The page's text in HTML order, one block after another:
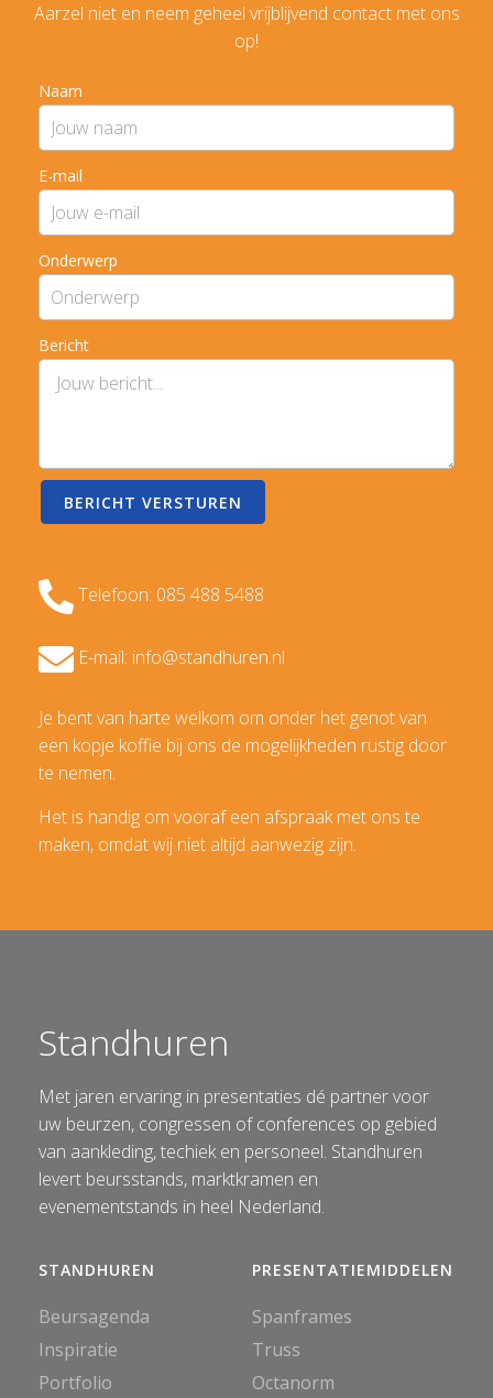
Aarzel niet en neem geheel vrijblijvend contact met ons
op!
Naam
E-mail
Onderwerp
Bericht
Telefoon: 085 488 5488
E-mail: info@standhuren.nl
Je bent van harte welkom om onder het genot van
een kopje koffie bij ons de mogelijkheden rustig door
te nemen.
Het is handig om vooraf een afspraak met ons te
maken, omdat wij niet altijd aanwezig zijn.
Standhuren
Met jaren ervaring in presentaties dé partner voor
uw beurzen, congressen of conferences op gebied
van aankleding, techiek en personeel. Standhuren
levert beursstands, marktkramen en
evenementstands in heel Nederland.
STANDHUREN
Beursagenda
Inspiratie
Portfolio
PRESENTATIEMIDDELEN
Spanframes
Truss
Octanorm